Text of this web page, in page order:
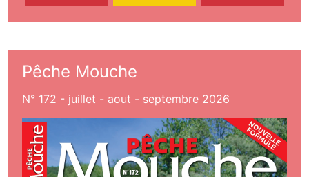
Pêche Mouche
N° 172 - juillet - aout - septembre 2026